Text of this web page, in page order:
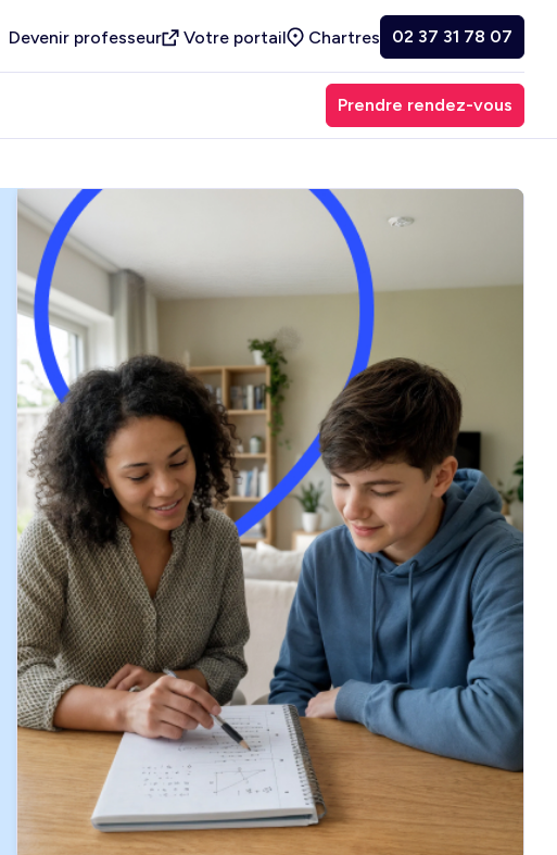
Devenir professeur Votre portail Chartres 02 37 31 78 07
Prendre rendez-vous